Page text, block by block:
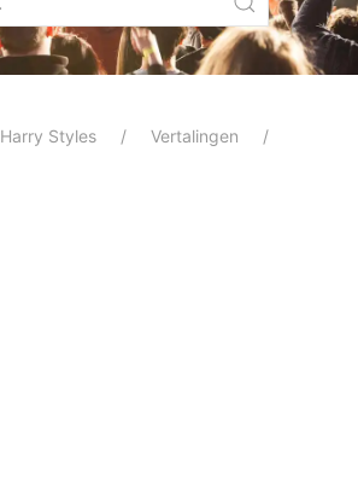
Harry Styles Vertalingen